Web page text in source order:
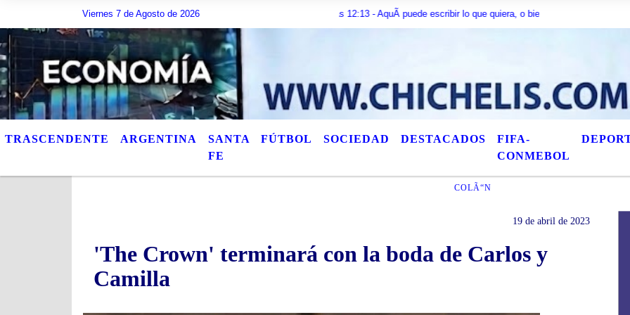
Viernes 7 de Agosto de 2026
Hoy es Viernes 7 de Agosto de 2026 y son las 12:13 - AquÃ­ puede escribir lo que quiera, o bien puede mostrar los Ãºltimos
TRASCENDENTE ARGENTINA
SANTA
FE
FÚTBOL SOCIEDAD DESTACADOS
FIFA-
CONMEBOL
COLÃ“N
19 de abril de 2023
'The Crown' terminará con la boda de Carlos y
Camilla